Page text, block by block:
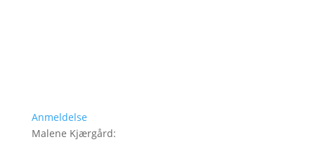
Anmeldelse
Malene Kjærgård: